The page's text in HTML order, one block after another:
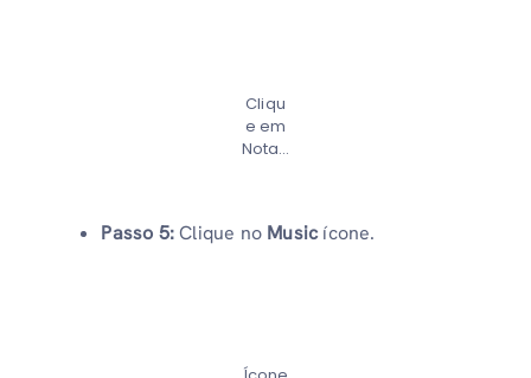
Cliqu
e em
Nota…
Passo 5:Clique no Musicícone.